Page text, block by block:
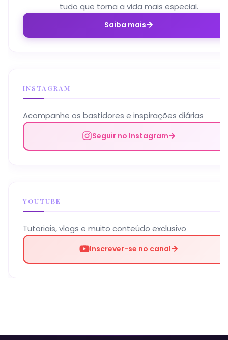
tudo que torna a vida mais especial.
Saiba mais
INSTAGRAM
Acompanhe os bastidores e inspirações diárias
Seguir no Instagram
YOUTUBE
Tutoriais, vlogs e muito conteúdo exclusivo
Inscrever-se no canal